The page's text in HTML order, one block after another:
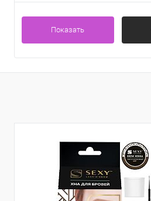
Показать